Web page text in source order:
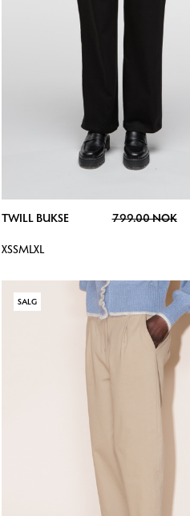
TWILL BUKSE 799.00 NOK
XSSMLXL
SALG